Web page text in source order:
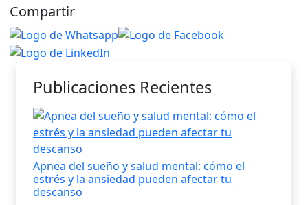
Compartir
Publicaciones Recientes
Apnea del sueño y salud mental: cómo el
estrés y la ansiedad pueden afectar tu
descanso